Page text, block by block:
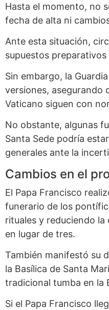
Hasta el momento, no
fecha de alta ni
Ante esta situación,
supuestos
Sin embargo, la
versiones, asegurando
Vaticano siguen con
No obstante, algunas
Santa Sede podría
generales ante la
Cambios en el
El Papa Francisco
funerario de los
rituales y reduciendo
en lugar de tres.
También manifestó su
la Basílica de Santa
tradicional tumba en la
Si el Papa Francisco